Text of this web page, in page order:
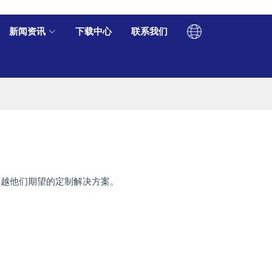
新闻资讯 下载中心 联系我们
他们期望的定制解决方案。